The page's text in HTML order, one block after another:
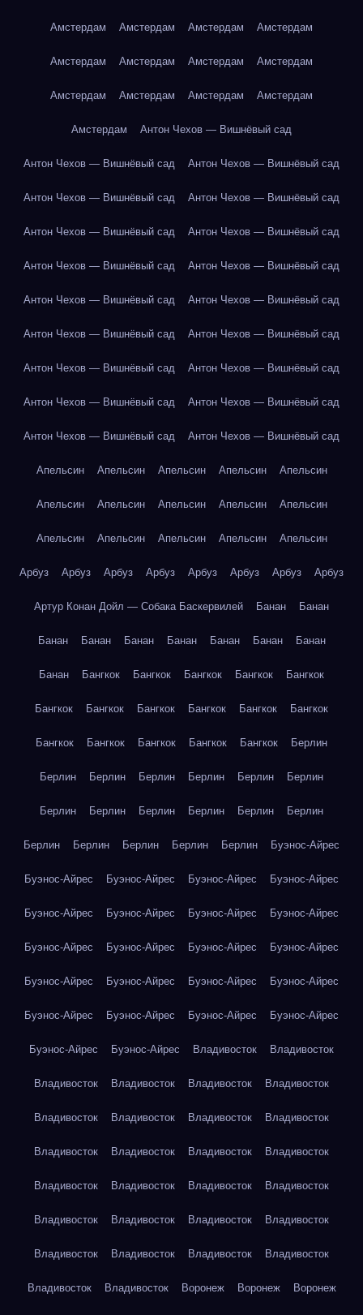
Амстердам Амстердам Амстердам Амстердам
Амстердам Амстердам Амстердам Амстердам
Амстердам Амстердам Амстердам Амстердам
Амстердам Антон Чехов — Вишнёвый сад
Антон Чехов — Вишнёвый сад Антон Чехов — Вишнёвый сад
Антон Чехов — Вишнёвый сад Антон Чехов — Вишнёвый сад
Антон Чехов — Вишнёвый сад Антон Чехов — Вишнёвый сад
Антон Чехов — Вишнёвый сад Антон Чехов — Вишнёвый сад
Антон Чехов — Вишнёвый сад Антон Чехов — Вишнёвый сад
Антон Чехов — Вишнёвый сад Антон Чехов — Вишнёвый сад
Антон Чехов — Вишнёвый сад Антон Чехов — Вишнёвый сад
Антон Чехов — Вишнёвый сад Антон Чехов — Вишнёвый сад
Антон Чехов — Вишнёвый сад Антон Чехов — Вишнёвый сад
Апельсин Апельсин Апельсин Апельсин Апельсин
Апельсин Апельсин Апельсин Апельсин Апельсин
Апельсин Апельсин Апельсин Апельсин Апельсин
Арбуз Арбуз Арбуз Арбуз Арбуз Арбуз Арбуз Арбуз
Артур Конан Дойл — Собака Баскервилей Банан Банан
Банан Банан Банан Банан Банан Банан Банан
Банан Бангкок Бангкок Бангкок Бангкок Бангкок
Бангкок Бангкок Бангкок Бангкок Бангкок Бангкок
Бангкок Бангкок Бангкок Бангкок Бангкок Берлин
Берлин Берлин Берлин Берлин Берлин Берлин
Берлин Берлин Берлин Берлин Берлин Берлин
Берлин Берлин Берлин Берлин Берлин Буэнос-Айрес
Буэнос-Айрес Буэнос-Айрес Буэнос-Айрес Буэнос-Айрес
Буэнос-Айрес Буэнос-Айрес Буэнос-Айрес Буэнос-Айрес
Буэнос-Айрес Буэнос-Айрес Буэнос-Айрес Буэнос-Айрес
Буэнос-Айрес Буэнос-Айрес Буэнос-Айрес Буэнос-Айрес
Буэнос-Айрес Буэнос-Айрес Буэнос-Айрес Буэнос-Айрес
Буэнос-Айрес Буэнос-Айрес Владивосток Владивосток
Владивосток Владивосток Владивосток Владивосток
Владивосток Владивосток Владивосток Владивосток
Владивосток Владивосток Владивосток Владивосток
Владивосток Владивосток Владивосток Владивосток
Владивосток Владивосток Владивосток Владивосток
Владивосток Владивосток Владивосток Владивосток
Владивосток Владивосток Воронеж Воронеж Воронеж